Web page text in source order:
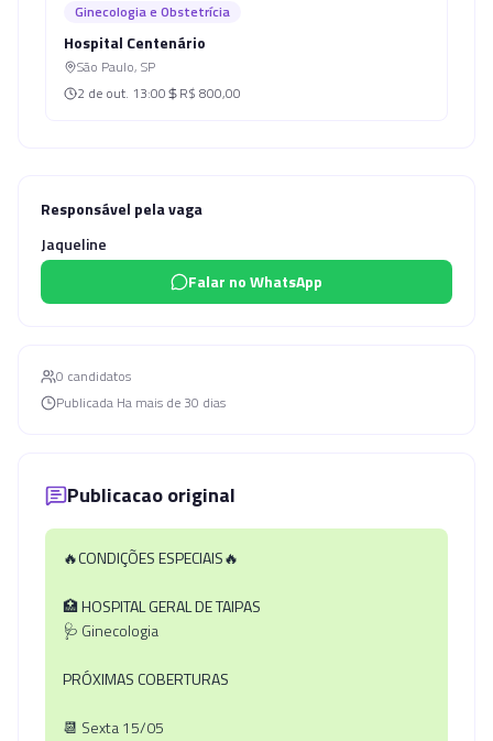
Ginecologia e Obstetrícia
Hospital Centenário
São Paulo, SP
2 de out. 13:00 R$ 800,00
Responsável pela vaga
Jaqueline
Falar no WhatsApp
0 candidatos
Publicada Ha mais de 30 dias
Publicacao original
🔥CONDIÇÕES ESPECIAIS🔥
🏥 HOSPITAL GERAL DE TAIPAS
🩺 Ginecologia
PRÓXIMAS COBERTURAS
📆 Sexta 15/05